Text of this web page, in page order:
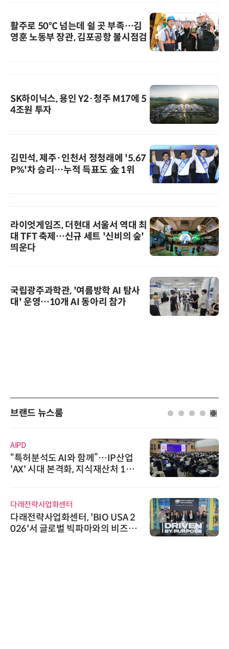
활주로 50℃ 넘는데 쉴 곳 부족…김
영훈 노동부 장관, 김포공항 불시점검
SK하이닉스, 용인 Y2·청주 M17에 5
4조원 투자
김민석, 제주·인천서 정청래에 '5.67
P%'차 승리…누적 득표도 金 1위
라이엇게임즈, 더현대 서울서 역대 최
대 TFT 축제…신규 세트 '신비의 숲'
띄운다
국립광주과학관, '여름방학 AI 탐사
대' 운영…10개 AI 동아리 참가
브랜드 뉴스룸
허분석도 AI와 함께”…IP산업
시대 본격화, 지식재산처 1호
래전략사업화센터
래전략사업화센터, 'BIO USA 2
서 글로벌 빅파마와의 비즈니
인
'자
인
어
슈
슈